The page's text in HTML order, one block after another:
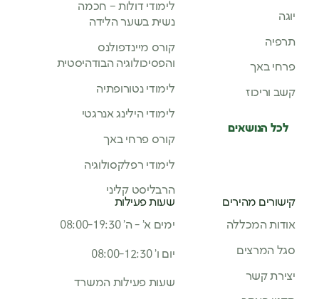
יוגה
תרפיה
פרחי באך
קשב וריכוז
לכל הנושאים
לימודי דולות – חכמה
נשית בשער הלידה
קורס מיינדפולנס
והפסיכולוגיה הבודהיסטית
לימודי נטורופתיה
לימודי הילינג אנרגטי
קורס פרחי באך
לימודי רפלקסולוגיה
הרבליסט קליני
קישורים מהירים
אודות המכללה
סגל המרצים
יצירת קשר
שעות פעילות
ימים א’ - ה’ 08:00-19:30
יום ו’ 08:00-12:30
שעות פעילות המשרד